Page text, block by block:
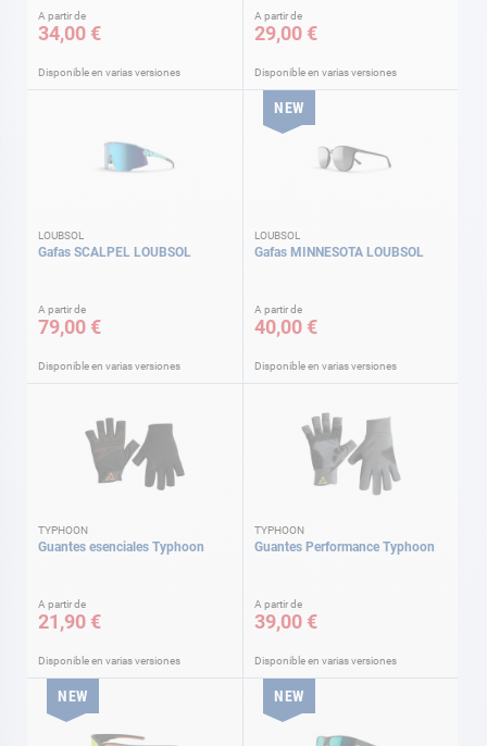
A partir de
34,00 €
Disponible en varias versiones
A partir de
29,00 €
Disponible en varias versiones
LOUBSOL
Gafas SCALPEL LOUBSOL
A partir de
79,00 €
Disponible en varias versiones
NEW
LOUBSOL
Gafas MINNESOTA LOUBSOL
A partir de
40,00 €
Disponible en varias versiones
TYPHOON
Guantes esenciales Typhoon
A partir de
21,90 €
Disponible en varias versiones
TYPHOON
Guantes Performance Typhoon
A partir de
39,00 €
Disponible en varias versiones
NEW NEW